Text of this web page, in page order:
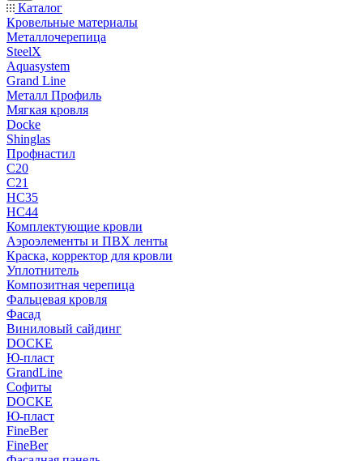
Каталог
Кровельные материалы
Металлочерепица
SteelX
Aquasystem
Grand Line
Металл Профиль
Мягкая кровля
Docke
Shinglas
Профнастил
C20
C21
НС35
НС44
Комплектующие кровли
Аэроэлементы и ПВХ ленты
Краска, корректор для кровли
Уплотнитель
Композитная черепица
Фальцевая кровля
Фасад
Виниловый сайдинг
DOCKE
Ю-пласт
GrandLine
Софиты
DOCKE
Ю-пласт
FineBer
FineBer